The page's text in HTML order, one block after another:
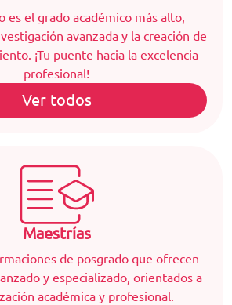
es el grado académico más alto,
avanzada y la creación de
¡Tu puente hacia la excelencia
profesional!
Ver todos
Maestrías
de posgrado que ofrecen
y especializado, orientados a
académica y profesional.